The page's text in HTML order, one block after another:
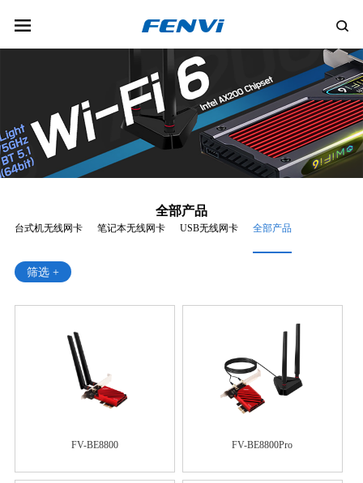
全部产品
台式机无线网卡 笔记本无线网卡 USB无线网卡 全部产品
筛选 +
FV-BE8800 FV-BE8800Pro